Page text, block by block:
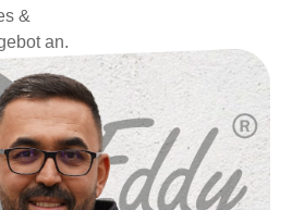
&
an.